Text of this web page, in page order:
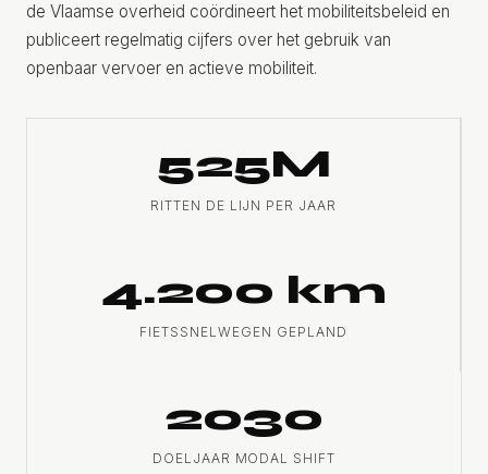
de Vlaamse overheid coördineert het mobiliteitsbeleid en
publiceert regelmatig cijfers over het gebruik van
openbaar vervoer en actieve mobiliteit.
525M
RITTEN DE LIJN PER JAAR
4.200 km
FIETSSNELWEGEN GEPLAND
2030
DOELJAAR MODAL SHIFT